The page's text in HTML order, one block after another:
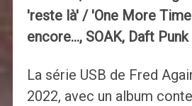
'reste là' / 'One More
encore…, SOAK, Daft Punk
La série USB de Fred
2022, avec un album